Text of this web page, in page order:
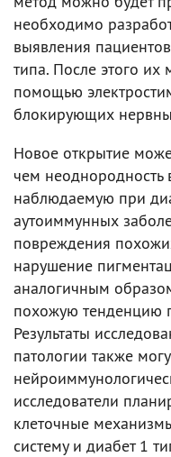
необходимо
выявления
типа. После этого их
помощью
блокирующих
Новое открытие
чем неоднородность
наблюдаемую при
аутоиммунных
повреждения
нарушение
аналогичным
похожую тенденцию
Результаты
патологии также
исследователи
клеточные
систему и диабет 1